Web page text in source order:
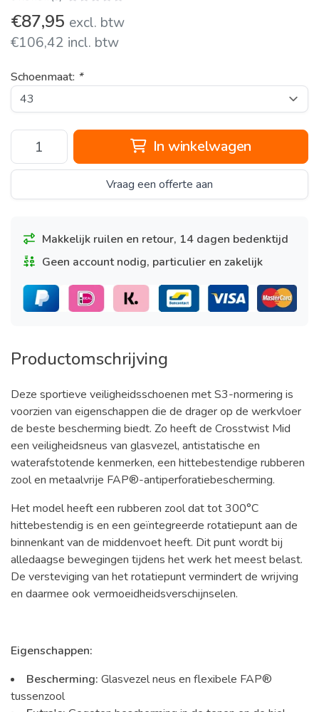
€87,95 excl. btw
€106,42 incl. btw
Schoenmaat: *
In winkelwagen
Vraag een offerte aan
Makkelijk ruilen en retour, 14 dagen bedenktijd
Geen account nodig, particulier en zakelijk
Productomschrijving
Deze sportieve veiligheidsschoenen met S3-normering is
voorzien van eigenschappen die de drager op de werkvloer
de beste bescherming biedt. Zo heeft de Crosstwist Mid
een veiligheidsneus van glasvezel, antistatische en
waterafstotende kenmerken, een hittebestendige rubberen
zool en metaalvrije FAP®-antiperforatiebescherming.
Het model heeft een rubberen zool dat tot 300°C
hittebestendig is en een geïntegreerde rotatiepunt aan de
binnenkant van de middenvoet heeft. Dit punt wordt bij
alledaagse bewegingen tijdens het werk het meest belast.
De versteviging van het rotatiepunt vermindert de wrijving
en daarmee ook vermoeidheidsverschijnselen.
Eigenschappen:
Bescherming: Glasvezel neus en flexibele FAP®
tussenzool